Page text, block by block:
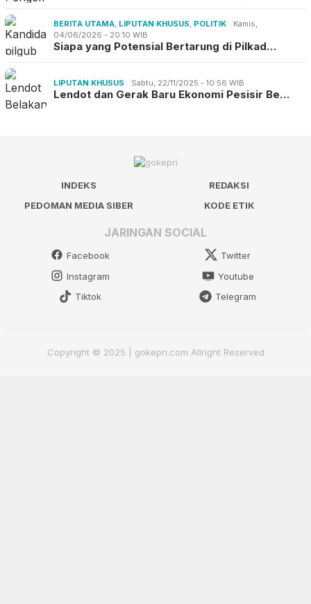
BERITA UTAMA LIPUTAN KHUSUS POLITIK
Kamis,
04/06/2026 - 20:10 WIB
Siapa yang Potensial Bertarung di Pilkad…
LIPUTAN KHUSUS Sabtu, 22/11/2025 - 10:56 WIB
Lendot dan Gerak Baru Ekonomi Pesisir Be…
INDEKS
REDAKSI
PEDOMAN MEDIA SIBER
KODE ETIK
JARINGAN SOCIAL
Facebook
Twitter
Instagram
Youtube
Tiktok
Telegram
Copyright © 2025 | gokepri.com Allright Reserved